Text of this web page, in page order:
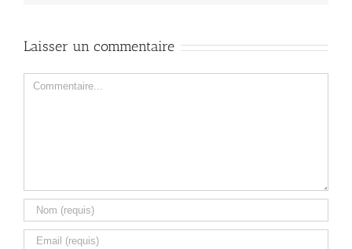
Laisser un commentaire
Comment